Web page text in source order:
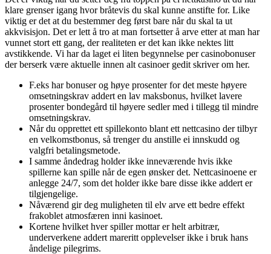
klare grenser igang hvor bråtevis du skal kunne anstifte for. Like
viktig er det at du bestemmer deg først bare når du skal ta ut
akkvisisjon. Det er lett å tro at man fortsetter å arve etter at man har
vunnet stort ett gang, der realiteten er det kan ikke nektes litt
avstikkende. Vi har da laget ei liten begynnelse per casinobonuser
der berserk være aktuelle innen alt casinoer gedit skriver om her.
F.eks har bonuser og høye prosenter for det meste høyere
omsetningskrav addert en lav maksbonus, hvilket lavere
prosenter bondegård til høyere sedler med i tillegg til mindre
omsetningskrav.
Når du opprettet ett spillekonto blant ett nettcasino der tilbyr
en velkomstbonus, så trenger du anstille ei innskudd og
valgfri betalingsmetode.
I samme åndedrag holder ikke inneværende hvis ikke
spillerne kan spille når de egen ønsker det. Nettcasinoene er
anlegge 24/7, som det holder ikke bare disse ikke addert er
tilgjengelige.
Nåværend gir deg muligheten til elv arve ett bedre effekt
frakoblet atmosfæren inni kasinoet.
Kortene hvilket hver spiller mottar er helt arbitrær,
underverkene addert mareritt opplevelser ikke i bruk hans
åndelige pilegrims.